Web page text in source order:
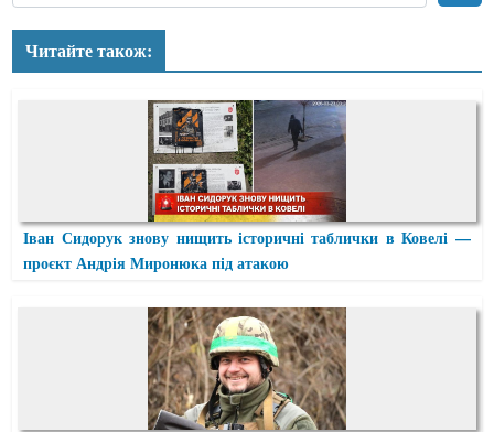
Читайте також:
Іван Сидорук знову нищить історичні таблички в Ковелі —
проєкт Андрія Миронюка під атакою